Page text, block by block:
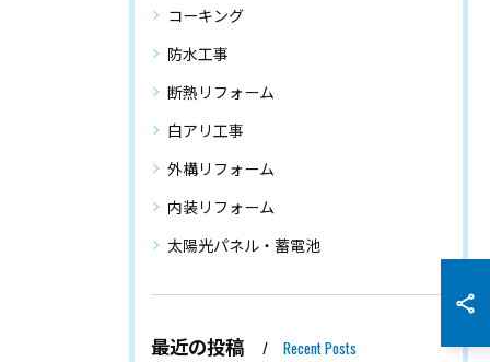
コーキング
防水工事
断熱リフォーム
白アリ工事
外構リフォーム
内装リフォーム
太陽光パネル・蓄電池
最近の投稿 Recent Posts